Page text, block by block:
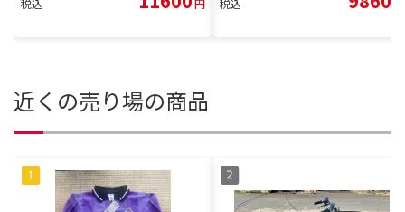
税込 円 税込
近くの売り場の商品